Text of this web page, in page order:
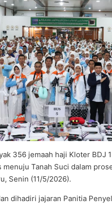
356 jemaah haji Kloter BDJ
Tanah Suci dalam
Senin (11/5/2026).
dihadiri jajaran Panitia